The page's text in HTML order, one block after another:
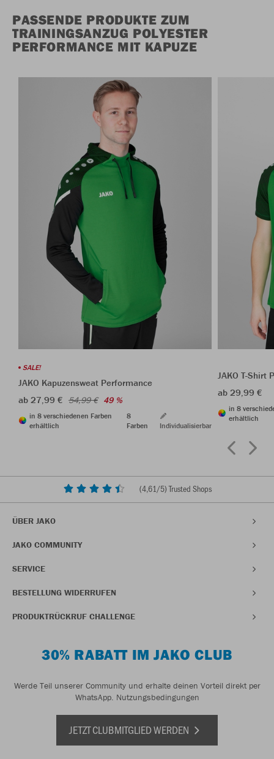
PASSENDE PRODUKTE ZUM
TRAININGSANZUG POLYESTER
PERFORMANCE MIT KAPUZE
SALE!
JAKO Kapuzensweat Performance
ab 27,99 € 54,99 € 49 %
in 8 verschiedenen Farben
erhältlich
8
Farben
Individualisierbar
JAKO T-Shirt
ab 29,99 €
in 8
erhältlich
(4,61/5) Trusted Shops
ÜBER JAKO
JAKO COMMUNITY
SERVICE
BESTELLUNG WIDERRUFEN
PRODUKTRÜCKRUF CHALLENGE
30% RABATT IM JAKO CLUB
Werde Teil unserer Community und erhalte deinen Vorteil direkt per
WhatsApp. Nutzungsbedingungen
JETZT CLUBMITGLIED WERDEN